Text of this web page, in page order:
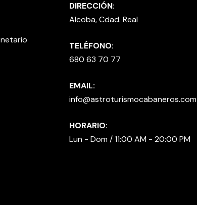
DIRECCIÓN:
Alcoba, Cdad. Real
TELÉFONO:
680 63 70 77
EMAIL:
info@astroturismocabaneros.com
HORARIO:
Lun - Dom / 11:00 AM - 20:00 PM